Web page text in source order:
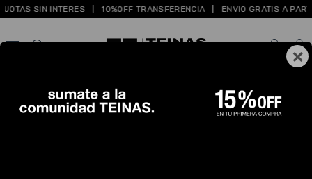
SIN INTERES | 10%OFF TRANSFERENCIA | ENVIO GRATIS A PARTIR DE
0
Medias Anteojos Gorros y Cuellos Termicos
×